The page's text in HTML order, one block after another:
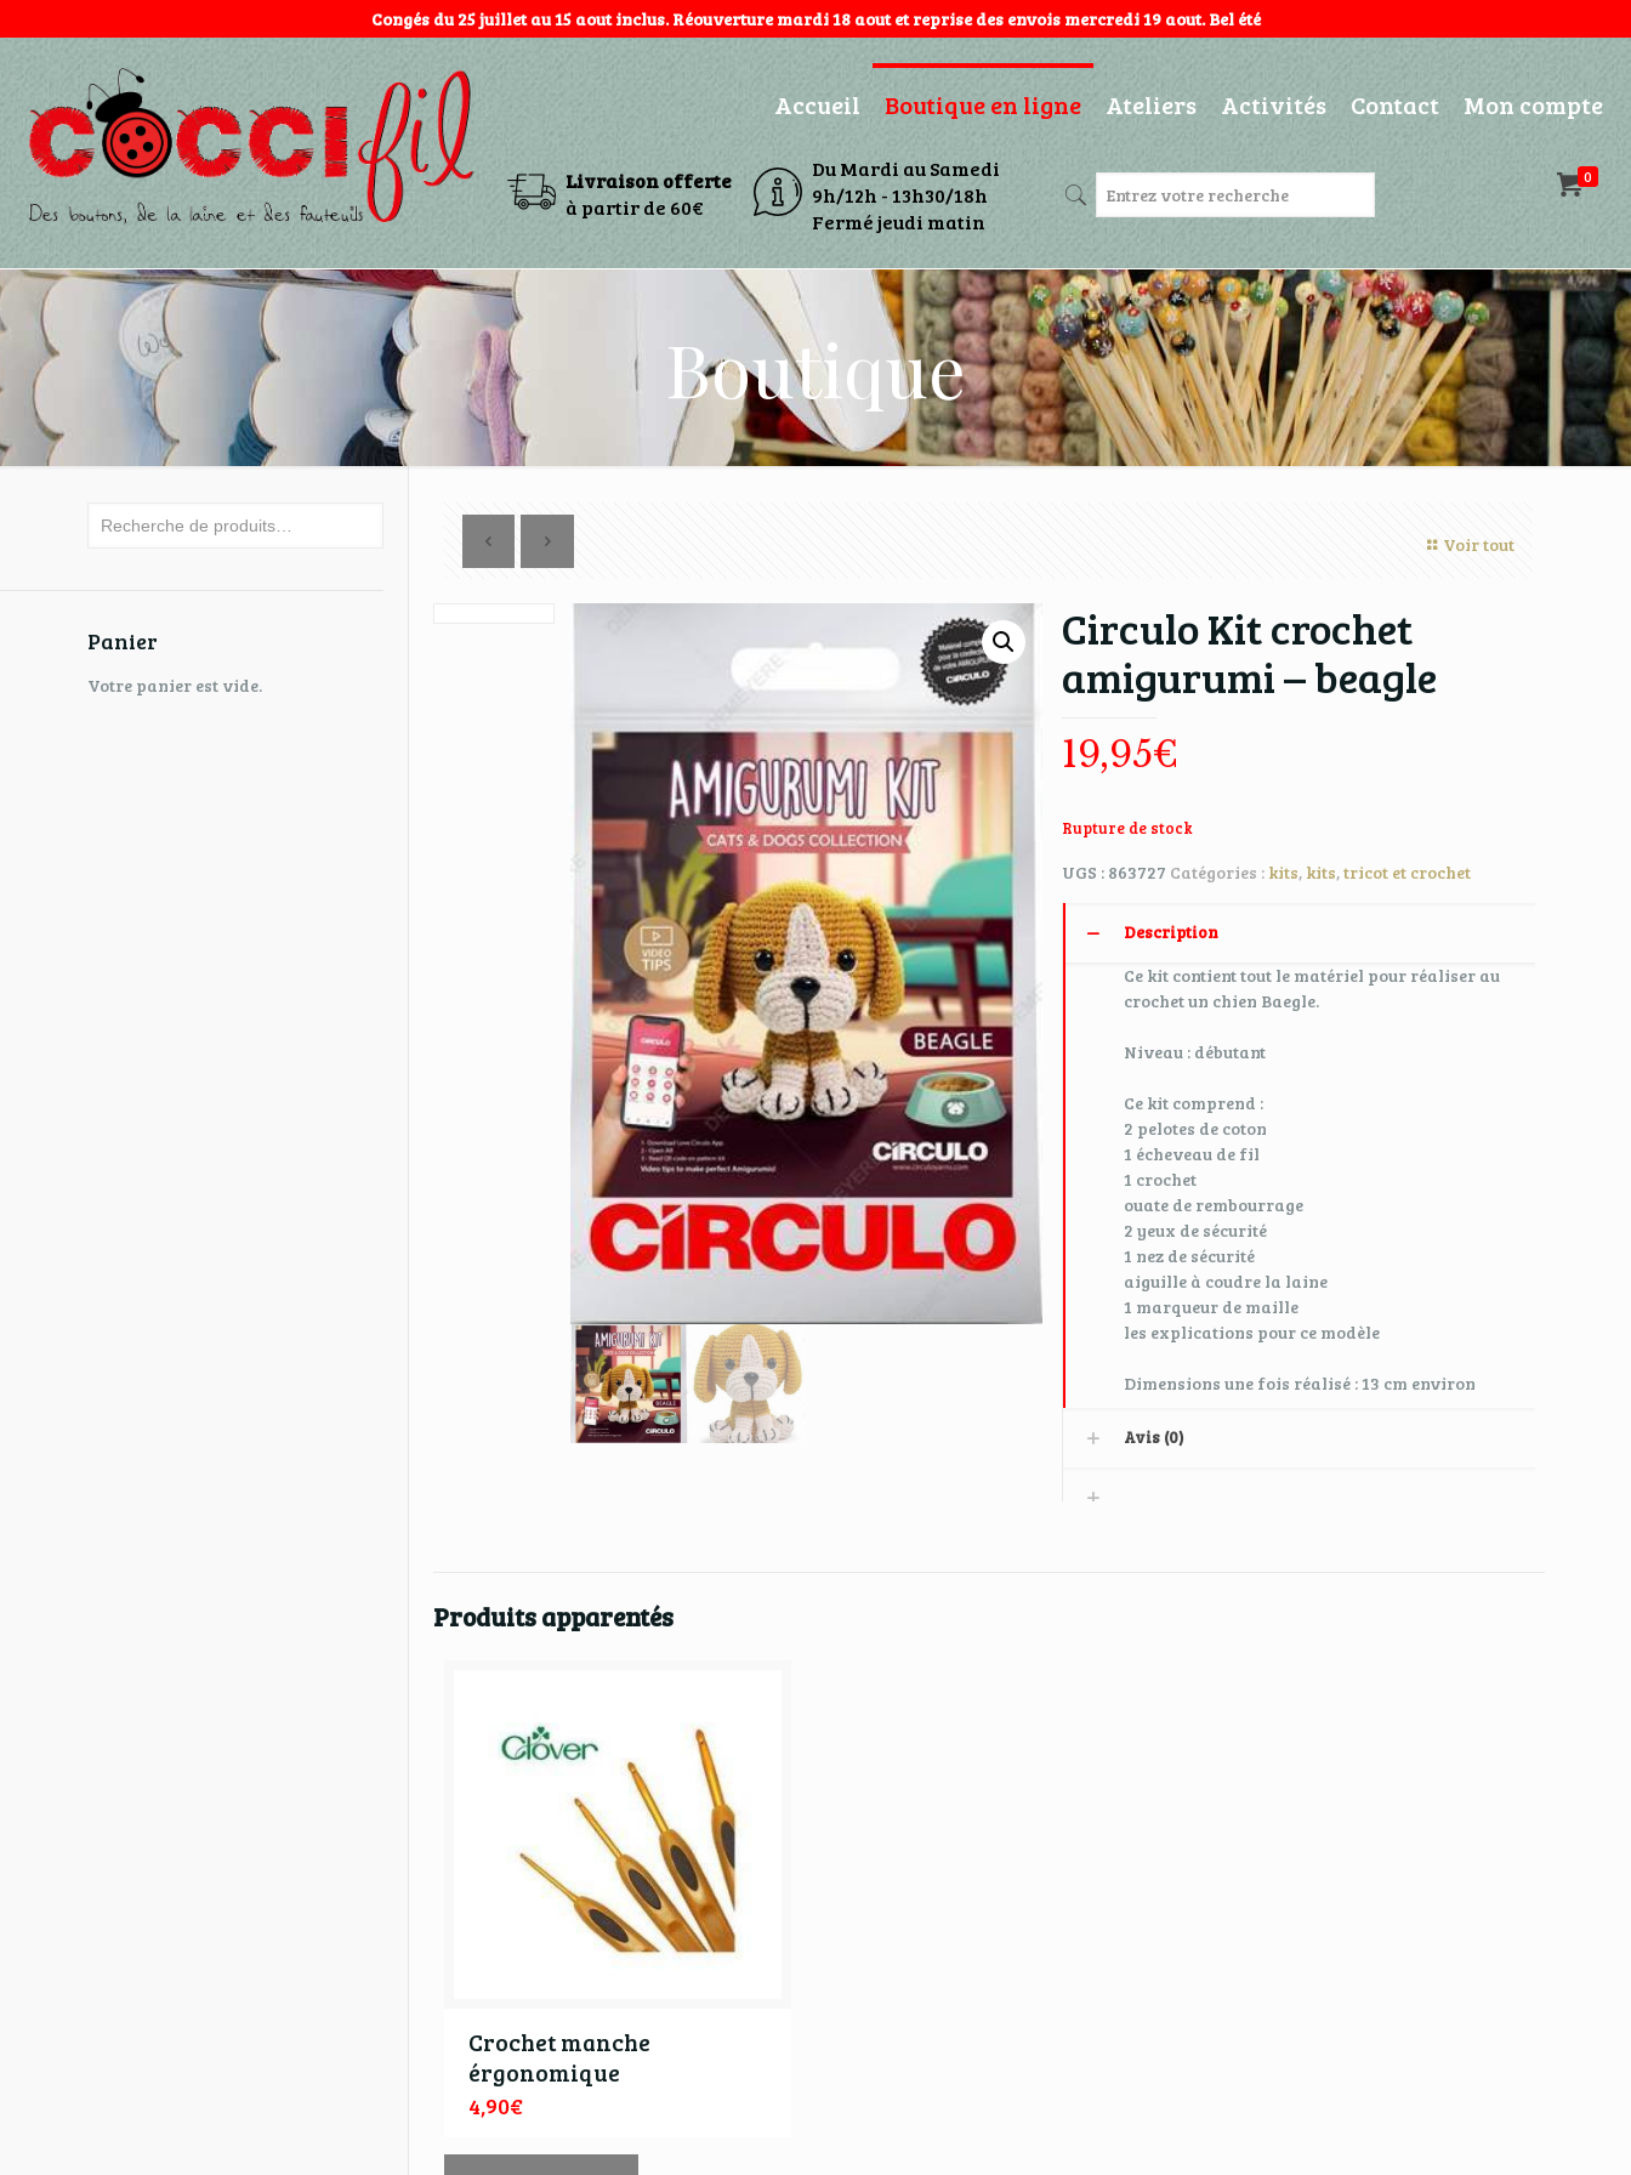
Congés du 25 juillet au 15 aout inclus. Réouverture mardi 18 aout et reprise des envois mercredi 19 aout. Bel été
Accueil Boutique en ligne Ateliers Activités Contact Mon compte
0
Livraison offerte
à partir de 60€
Du Mardi au Samedi
9h/12h - 13h30/18h
Fermé jeudi matin
Boutique
Voir tout
Circulo Kit crochet
amigurumi – beagle
19,95€
Rupture de stock
UGS : 863727 Catégories : kits, kits,tricot et crochet
Description
Ce kit contient tout le matériel pour réaliser au
crochet un chien Baegle.
Niveau : débutant
Ce kit comprend :
2 pelotes de coton
1 écheveau de fil
1 crochet
ouate de rembourrage
2 yeux de sécurité
1 nez de sécurité
aiguille à coudre la laine
1 marqueur de maille
les explications pour ce modèle
Dimensions une fois réalisé : 13 cm environ
Avis (0)
Produits apparentés
Crochet manche
érgonomique
4,90€
Panier
Votre panier est vide.